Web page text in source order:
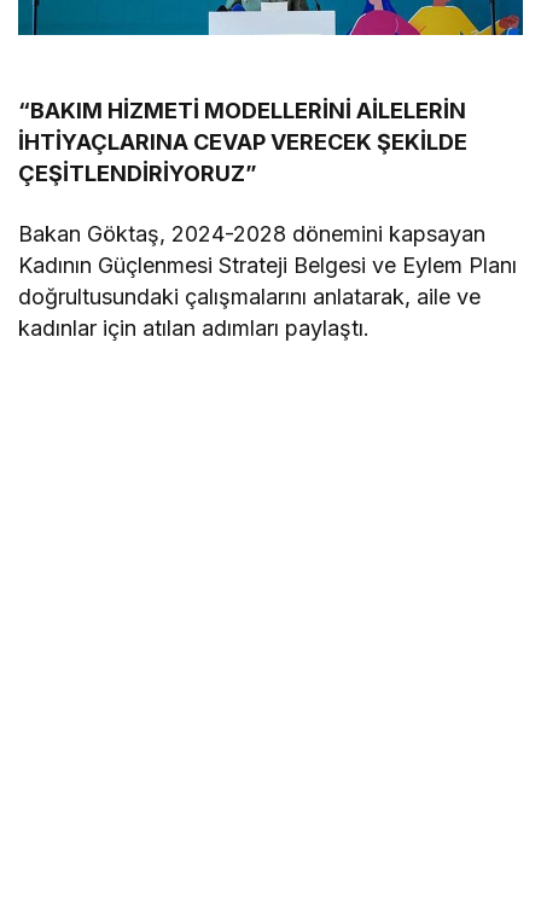
“BAKIM HİZMETİ MODELLERİNİ AİLELERİN
İHTİYAÇLARINA CEVAP VERECEK ŞEKİLDE
ÇEŞİTLENDİRİYORUZ”
Bakan Göktaş, 2024-2028 dönemini kapsayan
Kadının Güçlenmesi Strateji Belgesi ve Eylem Planı
doğrultusundaki çalışmalarını anlatarak, aile ve
kadınlar için atılan adımları paylaştı.